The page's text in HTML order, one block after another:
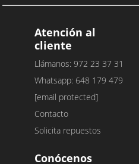
Atención al
cliente
Llámanos: 972 23 37 31
Whatsapp: 648 179 479
[email protected]
Contacto
Solicita repuestos
Conócenos